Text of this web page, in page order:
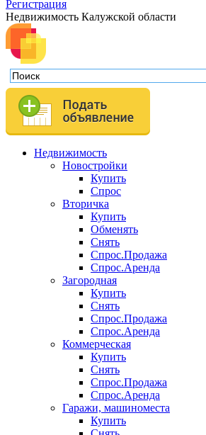
Регистрация
Недвижимость Калужской области
Недвижимость
Новостройки
Купить
Спрос
Вторичка
Купить
Обменять
Снять
Спрос.Продажа
Спрос.Аренда
Загородная
Купить
Снять
Спрос.Продажа
Спрос.Аренда
Коммерческая
Купить
Снять
Спрос.Продажа
Спрос.Аренда
Гаражи, машиноместа
Купить